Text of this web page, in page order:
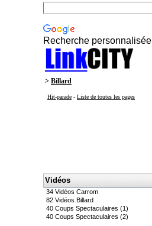
Recherche personnalisée
> Billard
Hit-parade - Liste de toutes les pages
Vidéos
34 Vidéos Carrom
82 Vidéos Billard
40 Coups Spectaculaires (1)
40 Coups Spectaculaires (2)